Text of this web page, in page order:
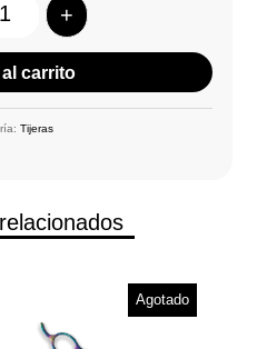
Quantity +
carrito
Tijeras
Agotado